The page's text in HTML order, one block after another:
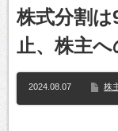
株式分割は
止、株主
2024.08.07 株